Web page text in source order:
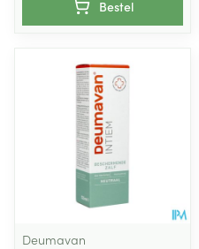
Bestel
Deumavan